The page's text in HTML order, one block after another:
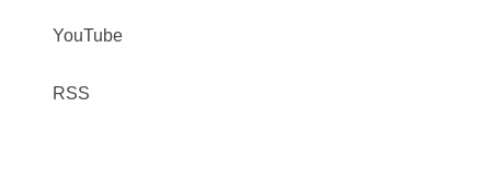
YouTube
RSS